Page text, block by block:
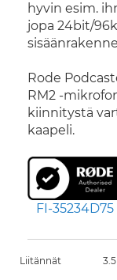
hyvin esim.
jopa 24bit/
Rode
RM2 -
kiinnitystä
kaapeli.
FI-35234D75
Liitännät